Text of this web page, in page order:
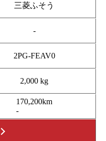
三菱ふそう
-
2PG-FEAV0
2,000 kg
170,200km
-